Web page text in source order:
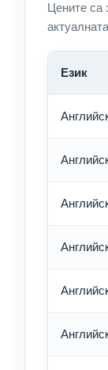
Цените са
Език